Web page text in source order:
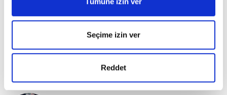
Seçime izin ver
Reddet
Dayanışma ve İyilik Buluşması
Boğaz’da Wellness Buluşması